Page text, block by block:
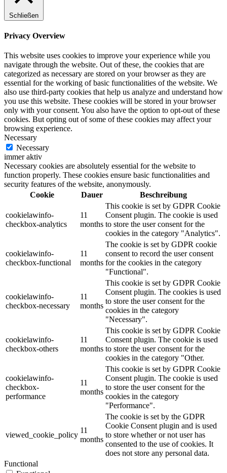
Schließen
Privacy Overview
This website uses cookies to improve your experience while you
navigate through the website. Out of these, the cookies that are
categorized as necessary are stored on your browser as they are
essential for the working of basic functionalities of the website. We
also use third-party cookies that help us analyze and understand how
you use this website. These cookies will be stored in your browser
only with your consent. You also have the option to opt-out of these
cookies. But opting out of some of these cookies may affect your
browsing experience.
Necessary
Necessary
immer aktiv
Necessary cookies are absolutely essential for the website to
function properly. These cookies ensure basic functionalities and
security features of the website, anonymously.
Cookie
Dauer Beschreibung
cookielawinfo-
checkbox-analytics
11
months
This cookie is set by GDPR Cookie
Consent plugin. The cookie is used
to store the user consent for the
cookies in the category "Analytics".
cookielawinfo-
checkbox-functional
11
months
The cookie is set by GDPR cookie
consent to record the user consent
for the cookies in the category
"Functional".
cookielawinfo-
checkbox-necessary
11
months
This cookie is set by GDPR Cookie
Consent plugin. The cookies is used
to store the user consent for the
cookies in the category
"Necessary".
cookielawinfo-
checkbox-others
11
months
This cookie is set by GDPR Cookie
Consent plugin. The cookie is used
to store the user consent for the
cookies in the category "Other.
cookielawinfo-
checkbox-
performance
11
months
This cookie is set by GDPR Cookie
Consent plugin. The cookie is used
to store the user consent for the
cookies in the category
"Performance".
viewed_cookie_policy
11
months
The cookie is set by the GDPR
Cookie Consent plugin and is used
to store whether or not user has
consented to the use of cookies. It
does not store any personal data.
Functional